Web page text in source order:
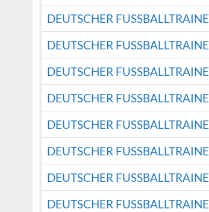
DEUTSCHER FUSSBALLTRAINER
DEUTSCHER FUSSBALLTRAINER
DEUTSCHER FUSSBALLTRAINER
DEUTSCHER FUSSBALLTRAINER
DEUTSCHER FUSSBALLTRAINER
DEUTSCHER FUSSBALLTRAINER
DEUTSCHER FUSSBALLTRAINER
DEUTSCHER FUSSBALLTRAINER